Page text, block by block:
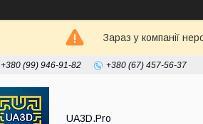
Зараз у компанії
+380 (99) 946-91-82 +380 (67) 457-56-37
UA3D.Pro